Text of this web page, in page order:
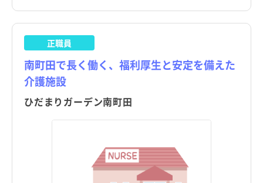
正職員
南町田で長く働く、福利厚生と安定を備えた
介護施設
ひだまりガーデン南町田